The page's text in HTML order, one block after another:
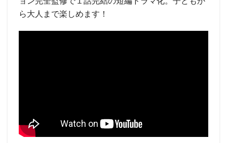
ら大人まで楽しめます！